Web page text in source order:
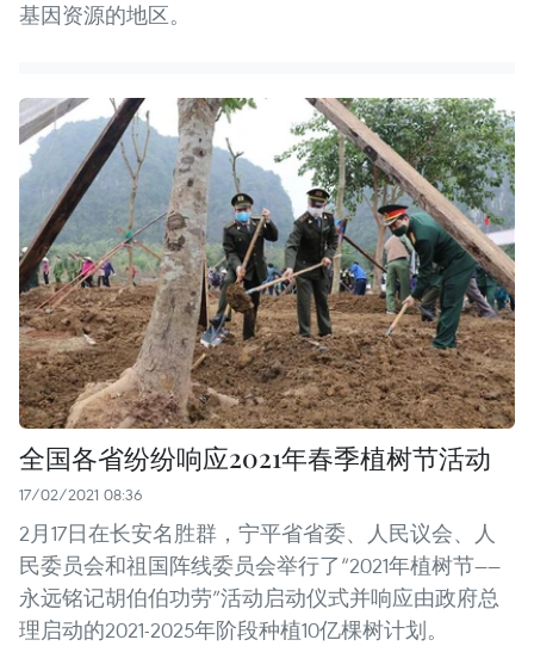
基因资源的地区。
全国各省纷纷响应2021年春季植树节活动
17/02/2021 08:36
2月17日在长安名胜群，宁平省省委、人民议会、人
民委员会和祖国阵线委员会举行了“2021年植树节——
永远铭记胡伯伯功劳”活动启动仪式并响应由政府总
理启动的2021-2025年阶段种植10亿棵树计划。